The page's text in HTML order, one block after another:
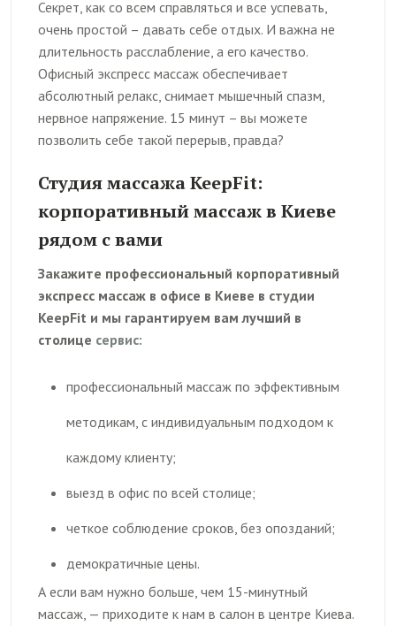
Секрет, как со всем справляться и все успевать,
очень простой – давать себе отдых. И важна не
длительность расслабление, а его качество.
Офисный экспресс массаж обеспечивает
абсолютный релакс, снимает мышечный спазм,
нервное напряжение. 15 минут – вы можете
позволить себе такой перерыв, правда?
Студия массажа KeepFit:
корпоративный массаж в Киеве
рядом с вами
Закажите профессиональный корпоративный
экспресс массаж в офисе в Киеве в студии
KeepFit и мы гарантируем вам лучший в
столице сервис:
профессиональный массаж по эффективным
методикам, с индивидуальным подходом к
каждому клиенту;
выезд в офис по всей столице;
четкое соблюдение сроков, без опозданий;
демократичные цены.
А если вам нужно больше, чем 15-минутный
массаж, — приходите к нам в салон в центре Киева.